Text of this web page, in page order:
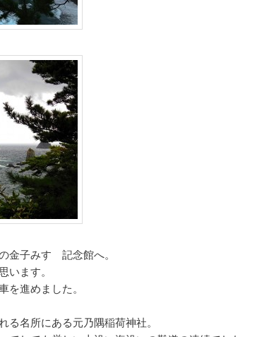
金子みすゞ記念館へ。
います。
を進めました。
る名所にある元乃隅稲荷神社。